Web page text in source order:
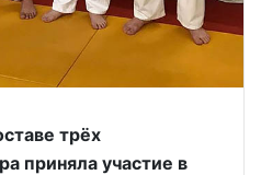
трёх
приняла участие в